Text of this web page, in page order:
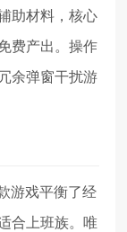
助材料，核心
费产出。操作
余弹窗干扰游
游戏平衡了经
合上班族。唯